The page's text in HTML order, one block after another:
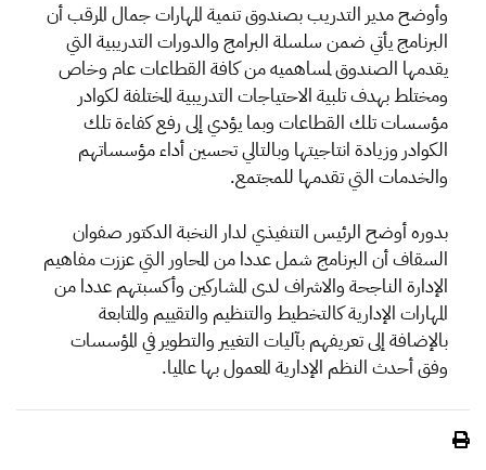
وأوضح مدير التدريب بصندوق تنمية المهارات جمال المرقب أن
البرنامج يأتي ضمن سلسلة البرامج والدورات التدريبية التي
يقدمها الصندوق لمساهميه من كافة القطاعات عام وخاص
ومختلط بهدف تلبية الاحتياجات التدريبية المختلفة لكوادر
مؤسسات تلك القطاعات وبما يؤدي إلى رفع كفاءة تلك
الكوادر وزيادة انتاجيتها وبالتالي تحسين أداء مؤسساتهم
والخدمات التي تقدمها للمجتمع.
بدوره أوضح الرئيس التنفيذي لدار النخبة الدكتور صفوان
السقاف أن البرنامج شمل عددا من المحاور التي عززت مفاهيم
الإدارة الناجحة والاشراف لدى المشاركين وأكسبتهم عددا من
المهارات الإدارية كالتخطيط والتنظيم والتقييم والمتابعة
بالإضافة إلى تعريفهم بآليات التغيير والتطوير في المؤسسات
وفق أحدث النظم الإدارية المعمول بها عالميا.